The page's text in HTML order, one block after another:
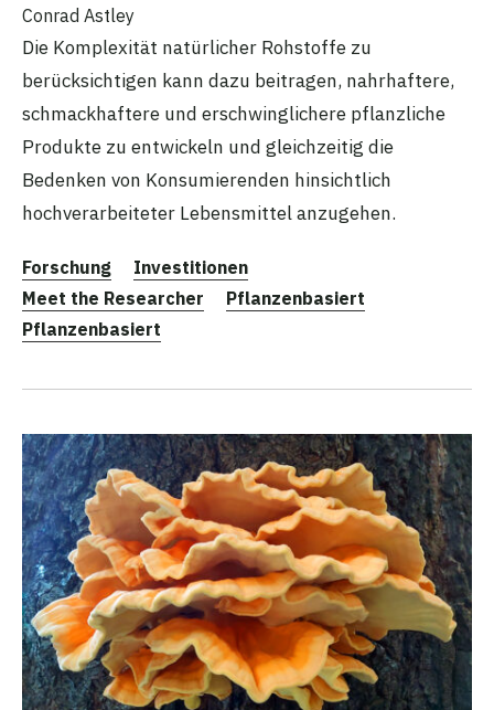
Conrad Astley
Die Komplexität natürlicher Rohstoffe zu
berücksichtigen kann dazu beitragen, nahrhaftere,
schmackhaftere und erschwinglichere pflanzliche
Produkte zu entwickeln und gleichzeitig die
Bedenken von Konsumierenden hinsichtlich
hochverarbeiteter Lebensmittel anzugehen.
Forschung
Investitionen
Meet the Researcher
Pflanzenbasiert
Pflanzenbasiert